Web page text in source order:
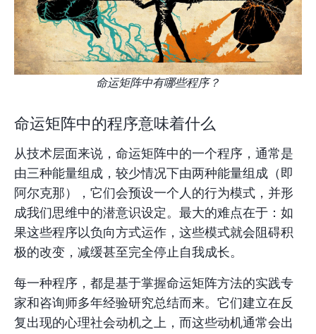
命运矩阵中有哪些程序？
命运矩阵中的程序意味着什么
从技术层面来说，命运矩阵中的一个程序，通常是
由三种能量组成，较少情况下由两种能量组成（即
阿尔克那），它们会预设一个人的行为模式，并形
成我们思维中的潜意识设定。最大的难点在于：如
果这些程序以负向方式运作，这些模式就会阻碍积
极的改变，减缓甚至完全停止自我成长。
每一种程序，都是基于掌握命运矩阵方法的实践专
家和咨询师多年经验研究总结而来。它们建立在反
复出现的心理社会动机之上，而这些动机通常会出